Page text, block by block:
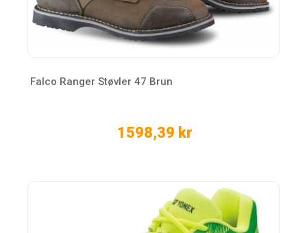
Falco Ranger Støvler 47 Brun
1598,39 kr